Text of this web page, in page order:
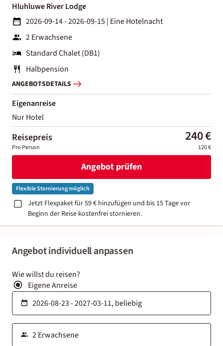
Angebot individuell anpassen
Wie willst du reisen?
Eigene Anreise
Hluhluwe River Lodge
2026-09-14 - 2026-09-15| Eine Hotelnacht
2 Erwachsene
Standard Chalet (DB1)
Halbpension
ANGEBOTSDETAILS
Eigenanreise
Nur Hotel
Reisepreis 240 €
Pro Person 120 €
Angebot prüfen
Flexible Stornierung möglich
Jetzt Flexpaket für 59 € hinzufügen und bis 15 Tage vor
Beginn der Reise kostenfrei stornieren.